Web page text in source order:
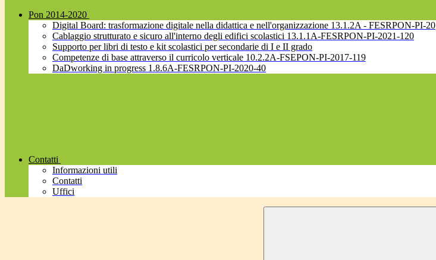
Pon 2014-2020
Digital Board: trasformazione digitale nella didattica e nell'organizzazione 13.1.2A - FESRPON-PI-20
Cablaggio strutturato e sicuro all'interno degli edifici scolastici 13.1.1A-FESRPON-PI-2021-120
Supporto per libri di testo e kit scolastici per secondarie di I e II grado
Competenze di base attraverso il curricolo verticale 10.2.2A-FSEPON-PI-2017-119
DaDworking in progress 1.8.6A-FESRPON-PI-2020-40
Contatti
Informazioni utili
Contatti
Uffici